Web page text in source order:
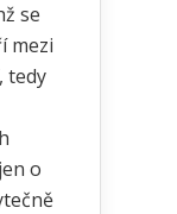
se
mezi
tedy
o